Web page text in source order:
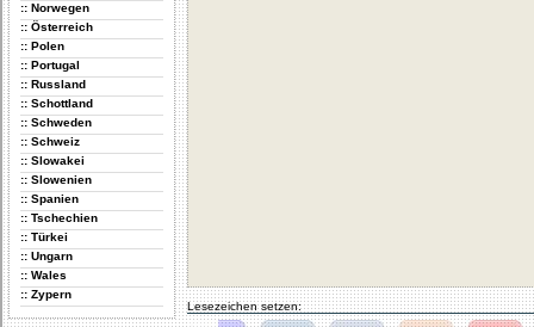
:: Norwegen
:: Österreich
:: Polen
:: Portugal
:: Russland
:: Schottland
:: Schweden
:: Schweiz
:: Slowakei
:: Slowenien
:: Spanien
:: Tschechien
:: Türkei
:: Ungarn
:: Wales
:: Zypern
Lesezeichen setzen: